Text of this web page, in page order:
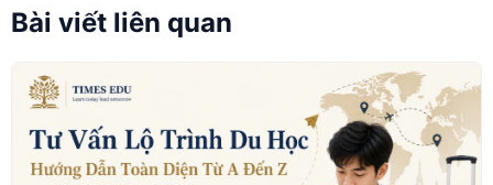
Bài viết liên quan